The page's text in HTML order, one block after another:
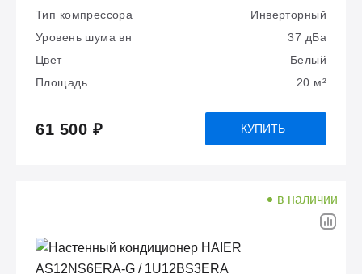
Тип компрессора
Инверторный
Уровень шума вн
37 дБа
Цвет
Белый
Площадь
20 м²
61 500 ₽ КУПИТЬ
в наличии